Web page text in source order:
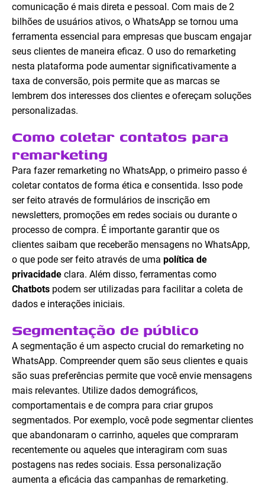
comunicação é mais direta e pessoal. Com mais de 2
bilhões de usuários ativos, o WhatsApp se tornou uma
ferramenta essencial para empresas que buscam engajar
seus clientes de maneira eficaz. O uso do remarketing
nesta plataforma pode aumentar significativamente a
taxa de conversão, pois permite que as marcas se
lembrem dos interesses dos clientes e ofereçam soluções
personalizadas.
Como coletar contatos para
remarketing
Para fazer remarketing no WhatsApp, o primeiro passo é
coletar contatos de forma ética e consentida. Isso pode
ser feito através de formulários de inscrição em
newsletters, promoções em redes sociais ou durante o
processo de compra. É importante garantir que os
clientes saibam que receberão mensagens no WhatsApp,
o que pode ser feito através de uma política de
privacidade clara. Além disso, ferramentas como
Chatbots podem ser utilizadas para facilitar a coleta de
dados e interações iniciais.
Segmentação de público
A segmentação é um aspecto crucial do remarketing no
WhatsApp. Compreender quem são seus clientes e quais
são suas preferências permite que você envie mensagens
mais relevantes. Utilize dados demográficos,
comportamentais e de compra para criar grupos
segmentados. Por exemplo, você pode segmentar clientes
que abandonaram o carrinho, aqueles que compraram
recentemente ou aqueles que interagiram com suas
postagens nas redes sociais. Essa personalização
aumenta a eficácia das campanhas de remarketing.